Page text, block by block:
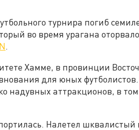
турнира погиб
во время урагана
.
Хамме, в провинции
для юных
надувных аттракционов, в
Налетел шквалистый